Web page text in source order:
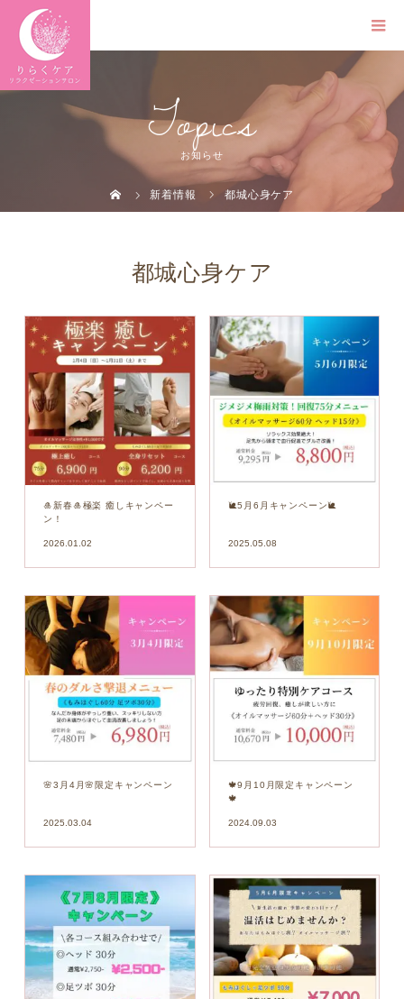
Topics
お知らせ
新着情報 都城心身ケア
都城心身ケア
🎍新春🎍極楽 癒しキャンペー
ン！
2026.01.02
🐌5月6月キャンペーン🐌
2025.05.08
🌸3月4月🌸限定キャンペーン
2025.03.04
🍁9月10月限定キャンペーン
🍁
2024.09.03